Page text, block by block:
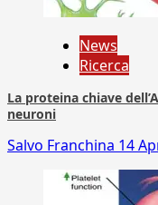
News
Ricerca
La proteina chiave
neuroni
Salvo Franchina 14